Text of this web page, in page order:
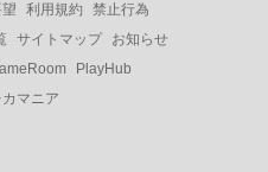
利用規約
禁止行為
サイトマップ
お知らせ
PlayHub
カマニア